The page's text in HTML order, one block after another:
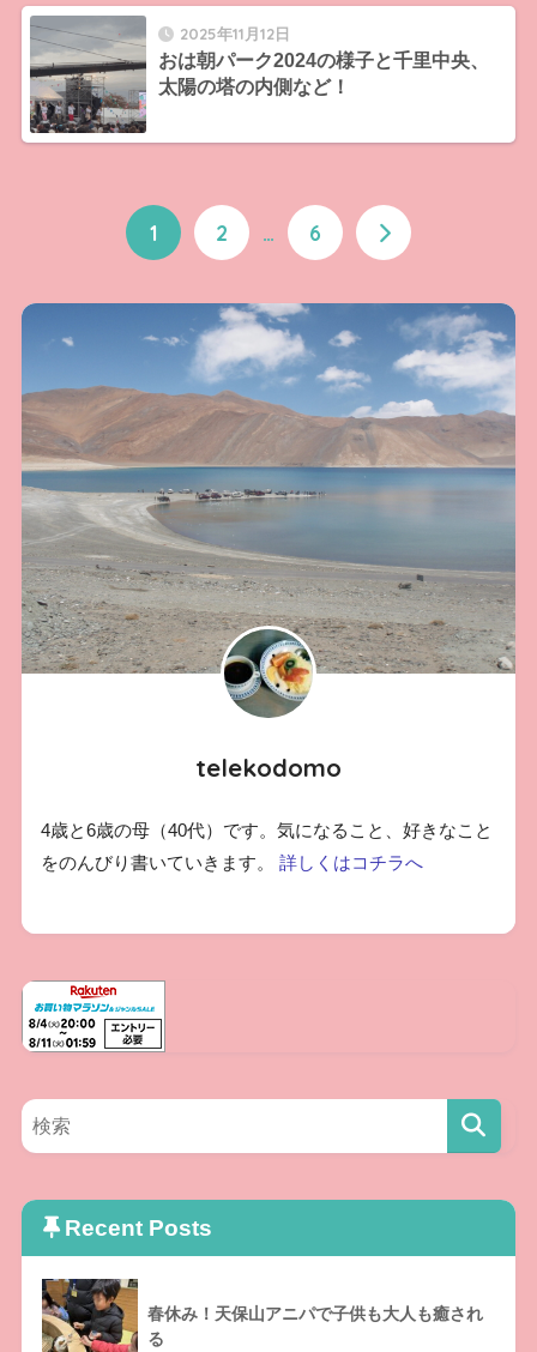
2025年11月12日
おは朝パーク2024の様子と千里中央、
太陽の塔の内側など！
1 2 … 6
telekodomo
4歳と6歳の母（40代）です。気になること、好きなこと
をのんびり書いていきます。 詳しくはコチラへ
Recent Posts
春休み！天保山アニパで子供も大人も癒され
る